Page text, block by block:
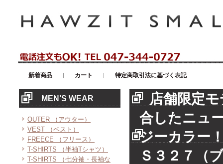
新着商品 カート 特定商取引法に基づく表記
MEN’S WEAR
OUTER （アウター）
VEST （ベスト）
FREECE （フリース）
T-SHIRTS （半袖Tシャツ）
T-SHIRTS （七分袖・長袖な
店舗限定
合したニュ
ジーカラー
Ｓ３２７（